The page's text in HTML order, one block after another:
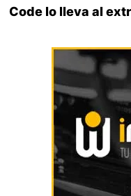
Code lo lleva al